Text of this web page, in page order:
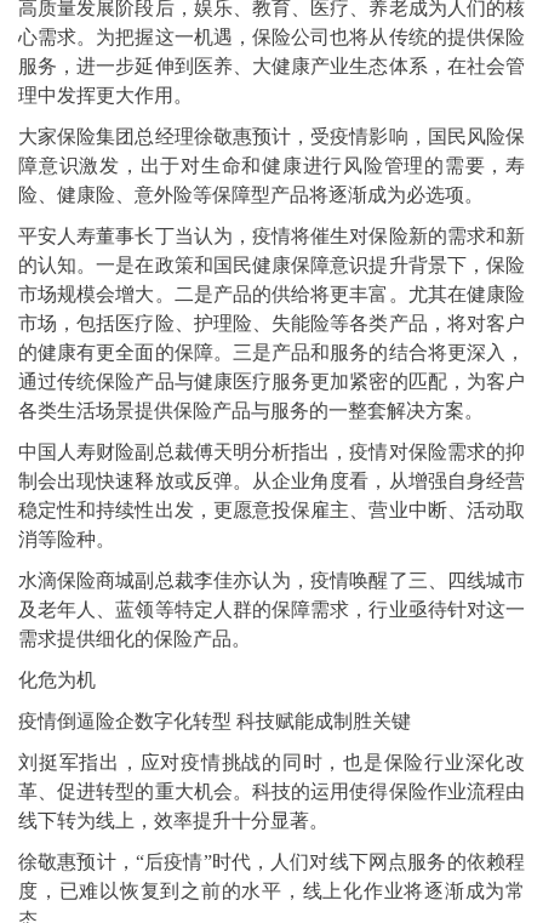
高质量发展阶段后，娱乐、教育、医疗、养老成为人们的核
心需求。为把握这一机遇，保险公司也将从传统的提供保险
服务，进一步延伸到医养、大健康产业生态体系，在社会管
理中发挥更大作用。
大家保险集团总经理徐敬惠预计，受疫情影响，国民风险保
障意识激发，出于对生命和健康进行风险管理的需要，寿
险、健康险、意外险等保障型产品将逐渐成为必选项。
平安人寿董事长丁当认为，疫情将催生对保险新的需求和新
的认知。一是在政策和国民健康保障意识提升背景下，保险
市场规模会增大。二是产品的供给将更丰富。尤其在健康险
市场，包括医疗险、护理险、失能险等各类产品，将对客户
的健康有更全面的保障。三是产品和服务的结合将更深入，
通过传统保险产品与健康医疗服务更加紧密的匹配，为客户
各类生活场景提供保险产品与服务的一整套解决方案。
中国人寿财险副总裁傅天明分析指出，疫情对保险需求的抑
制会出现快速释放或反弹。从企业角度看，从增强自身经营
稳定性和持续性出发，更愿意投保雇主、营业中断、活动取
消等险种。
水滴保险商城副总裁李佳亦认为，疫情唤醒了三、四线城市
及老年人、蓝领等特定人群的保障需求，行业亟待针对这一
需求提供细化的保险产品。
化危为机
疫情倒逼险企数字化转型 科技赋能成制胜关键
刘挺军指出，应对疫情挑战的同时，也是保险行业深化改
革、促进转型的重大机会。科技的运用使得保险作业流程由
线下转为线上，效率提升十分显著。
徐敬惠预计，“后疫情”时代，人们对线下网点服务的依赖程
度，已难以恢复到之前的水平，线上化作业将逐渐成为常